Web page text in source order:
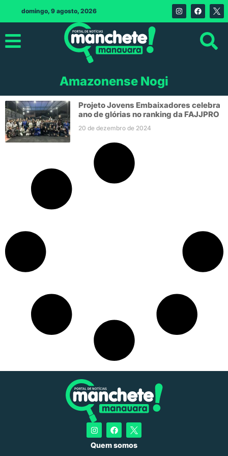
domingo, 9 agosto, 2026
Amazonense Nogi
Projeto Jovens Embaixadores celebra
ano de glórias no ranking da FAJJPRO
20 de dezembro de 2024
Quem somos